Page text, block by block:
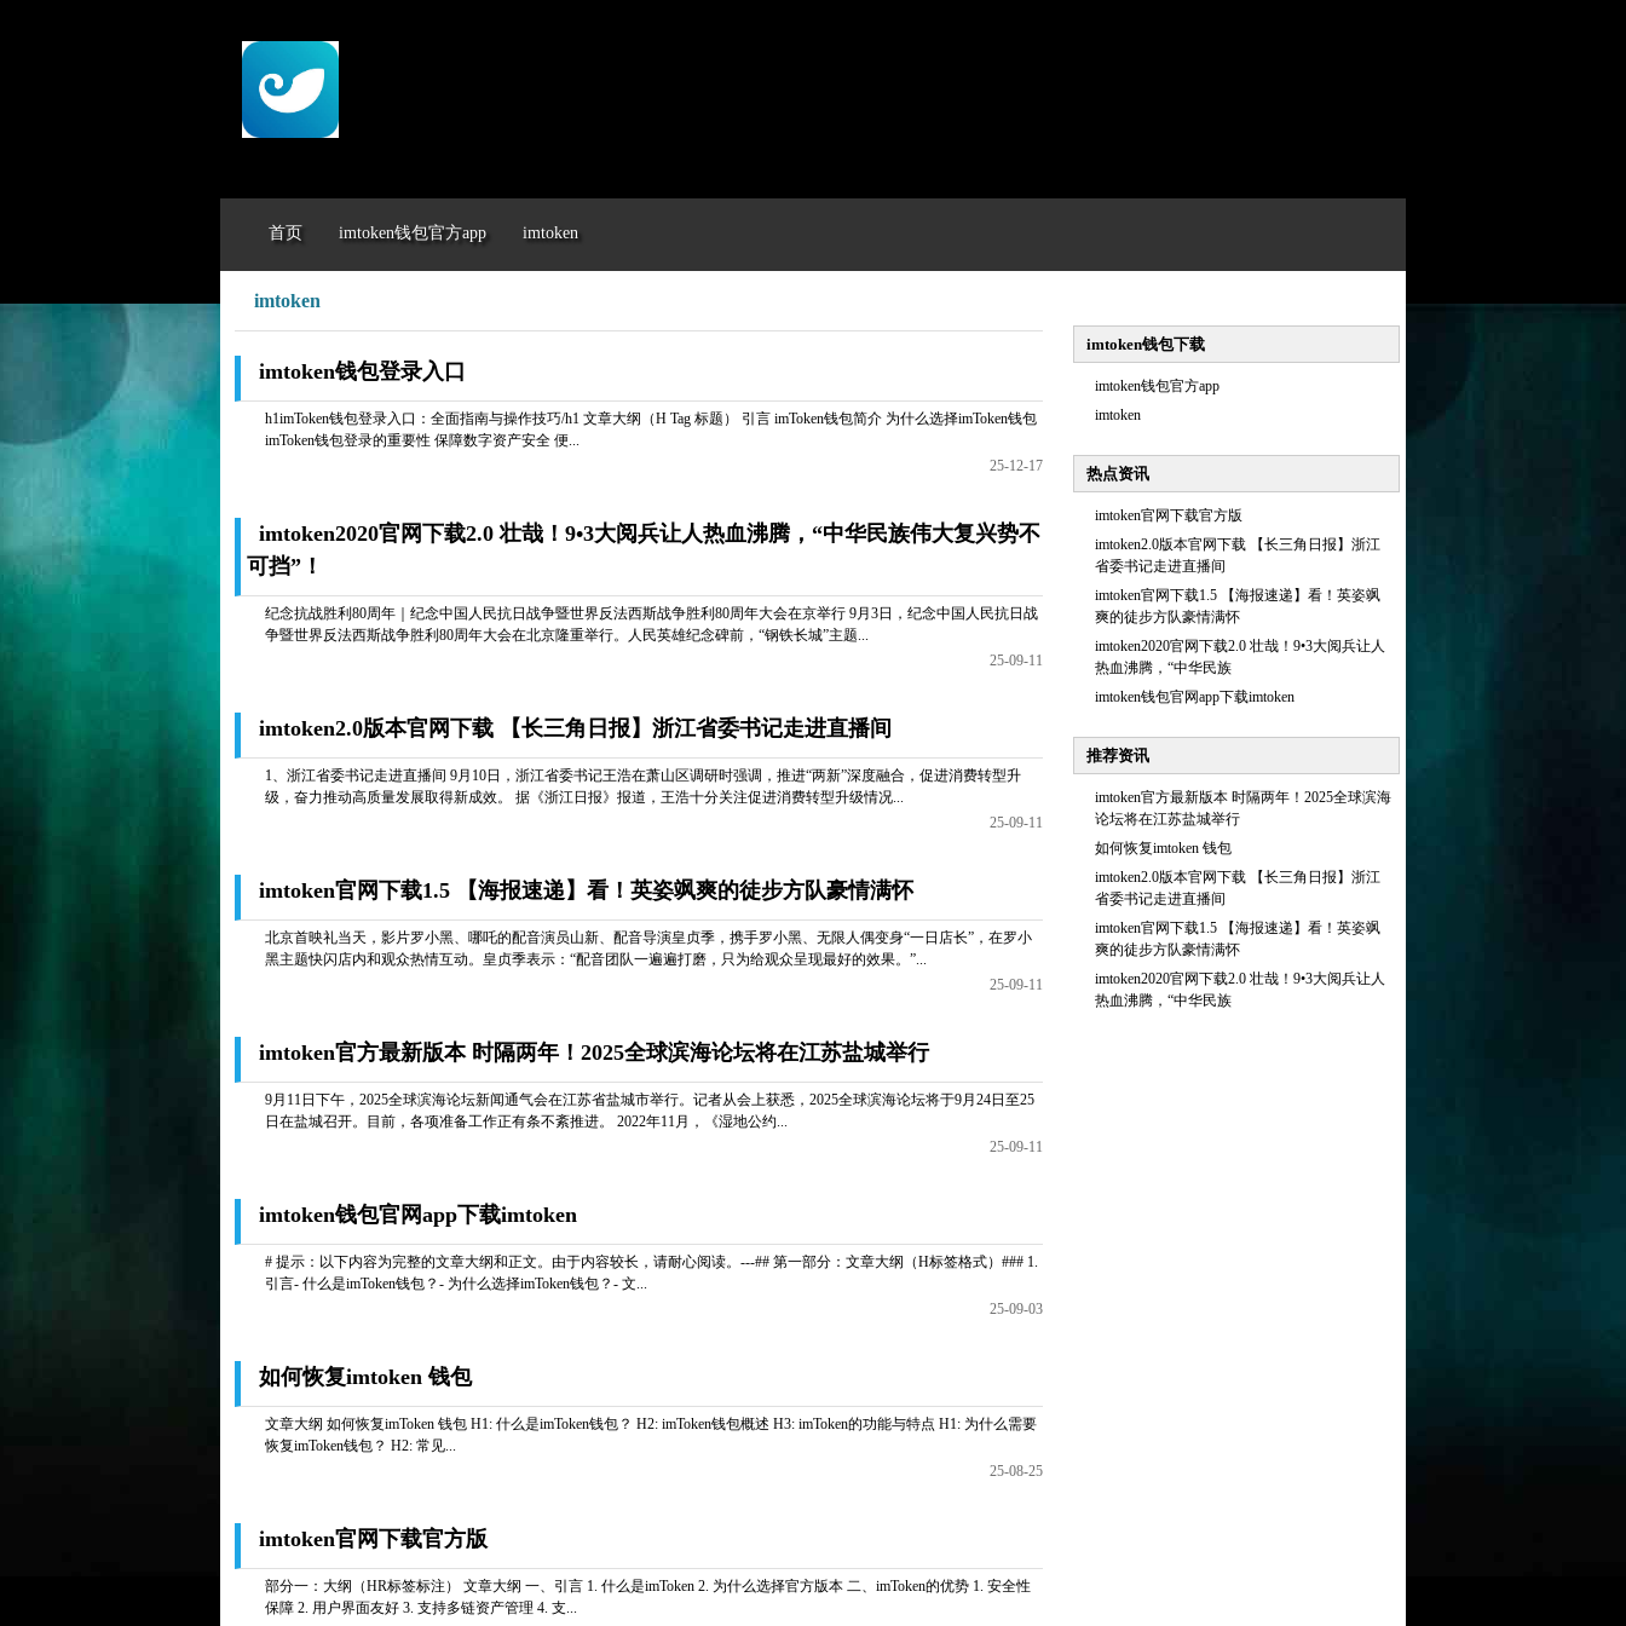
首页 imtoken钱包官方app imtoken
imtoken
imtoken钱包登录入口
h1imToken钱包登录入口：全面指南与操作技巧/h1 文章大纲（H Tag 标题） 引言 imToken钱包简介 为什么选择imToken钱包
imToken钱包登录的重要性 保障数字资产安全 便...
25-12-17
imtoken2020官网下载2.0 壮哉！9•3大阅兵让人热血沸腾，“中华民族伟大复兴势不
可挡”！
纪念抗战胜利80周年｜纪念中国人民抗日战争暨世界反法西斯战争胜利80周年大会在京举行 9月3日，纪念中国人民抗日战
争暨世界反法西斯战争胜利80周年大会在北京隆重举行。人民英雄纪念碑前，“钢铁长城”主题...
25-09-11
imtoken2.0版本官网下载 【长三角日报】浙江省委书记走进直播间
1、浙江省委书记走进直播间 9月10日，浙江省委书记王浩在萧山区调研时强调，推进“两新”深度融合，促进消费转型升
级，奋力推动高质量发展取得新成效。 据《浙江日报》报道，王浩十分关注促进消费转型升级情况...
25-09-11
imtoken官网下载1.5 【海报速递】看！英姿飒爽的徒步方队豪情满怀
北京首映礼当天，影片罗小黑、哪吒的配音演员山新、配音导演皇贞季，携手罗小黑、无限人偶变身“一日店长”，在罗小
黑主题快闪店内和观众热情互动。皇贞季表示：“配音团队一遍遍打磨，只为给观众呈现最好的效果。”...
25-09-11
imtoken官方最新版本 时隔两年！2025全球滨海论坛将在江苏盐城举行
9月11日下午，2025全球滨海论坛新闻通气会在江苏省盐城市举行。记者从会上获悉，2025全球滨海论坛将于9月24日至25
日在盐城召开。目前，各项准备工作正有条不紊推进。 2022年11月，《湿地公约...
25-09-11
imtoken钱包官网app下载imtoken
# 提示：以下内容为完整的文章大纲和正文。由于内容较长，请耐心阅读。---## 第一部分：文章大纲（H标签格式）### 1.
引言- 什么是imToken钱包？- 为什么选择imToken钱包？- 文...
25-09-03
如何恢复imtoken 钱包
文章大纲 如何恢复imToken 钱包 H1: 什么是imToken钱包？ H2: imToken钱包概述 H3: imToken的功能与特点 H1: 为什么需要
恢复imToken钱包？ H2: 常见...
25-08-25
imtoken官网下载官方版
部分一：大纲（HR标签标注） 文章大纲 一、引言 1. 什么是imToken 2. 为什么选择官方版本 二、imToken的优势 1. 安全性
保障 2. 用户界面友好 3. 支持多链资产管理 4. 支...
imtoken钱包下载
imtoken钱包官方app
imtoken
热点资讯
imtoken官网下载官方版
imtoken2.0版本官网下载 【长三角日报】浙江
省委书记走进直播间
imtoken官网下载1.5 【海报速递】看！英姿飒
爽的徒步方队豪情满怀
imtoken2020官网下载2.0 壮哉！9•3大阅兵让人
热血沸腾，“中华民族
imtoken钱包官网app下载imtoken
推荐资讯
imtoken官方最新版本 时隔两年！2025全球滨海
论坛将在江苏盐城举行
如何恢复imtoken 钱包
imtoken2.0版本官网下载 【长三角日报】浙江
省委书记走进直播间
imtoken官网下载1.5 【海报速递】看！英姿飒
爽的徒步方队豪情满怀
imtoken2020官网下载2.0 壮哉！9•3大阅兵让人
热血沸腾，“中华民族